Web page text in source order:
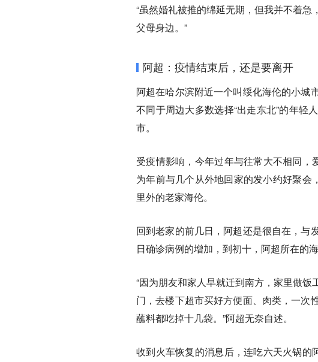
“虽然婚礼被推的绵延无期，但我并不着
父母身边。”
阿超：疫情结束后，还是要离开
阿超在哈尔滨附近一个叫绥化海伦的小城
不同于周边大多数选择“出走东北”的年轻
市。
受疫情影响，今年过年与往常大不相同，
为年前与几个从外地回家的发小约好聚
里外的老家海伦。
回到老家的前几日，阿超还是很自在，与
日确诊病例的增加，到初十，阿超所在的
“因为朋友和家人早就迁到南方，家里做
门，去楼下超市买好方便面、肉类，一
蘸料都吃掉十几袋。”阿超无奈自述。
收到火车恢复的消息后，连吃六天火锅的